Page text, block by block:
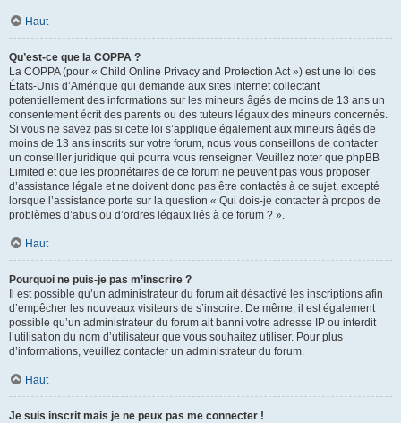
Haut
Qu’est-ce que la COPPA ?
La COPPA (pour « Child Online Privacy and Protection Act ») est une loi des
États-Unis d’Amérique qui demande aux sites internet collectant
potentiellement des informations sur les mineurs âgés de moins de 13 ans un
consentement écrit des parents ou des tuteurs légaux des mineurs concernés.
Si vous ne savez pas si cette loi s’applique également aux mineurs âgés de
moins de 13 ans inscrits sur votre forum, nous vous conseillons de contacter
un conseiller juridique qui pourra vous renseigner. Veuillez noter que phpBB
Limited et que les propriétaires de ce forum ne peuvent pas vous proposer
d’assistance légale et ne doivent donc pas être contactés à ce sujet, excepté
lorsque l’assistance porte sur la question « Qui dois-je contacter à propos de
problèmes d’abus ou d’ordres légaux liés à ce forum ? ».
Haut
Pourquoi ne puis-je pas m’inscrire ?
Il est possible qu’un administrateur du forum ait désactivé les inscriptions afin
d’empêcher les nouveaux visiteurs de s’inscrire. De même, il est également
possible qu’un administrateur du forum ait banni votre adresse IP ou interdit
l’utilisation du nom d’utilisateur que vous souhaitez utiliser. Pour plus
d’informations, veuillez contacter un administrateur du forum.
Haut
Je suis inscrit mais je ne peux pas me connecter !